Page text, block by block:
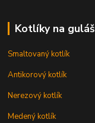
Kotlíky na guláš
Smaltovaný kotlík
Antikorový kotlík
Nerezový kotlík
Medený kotlík